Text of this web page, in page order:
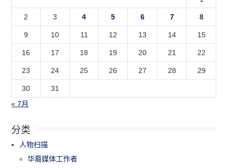
2 3 4 5 6 7 8
9 10 11 12 13 14 15
16 17 18 19 20 21 22
23 24 25 26 27 28 29
30
31
« 7月
分类
人物扫描
华裔媒体工作者